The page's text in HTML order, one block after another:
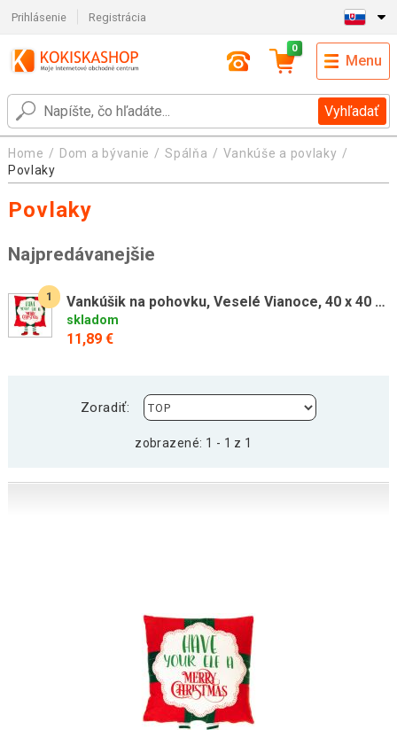
Prihlásenie Registrácia
Vyhľadať
0
Menu
Home Dom a bývanie Spálňa
Vankúše a povlaky
Povlaky
Povlaky
Najpredávanejšie
1 Vankúšik na pohovku, Veselé Vianoce, 40 x 40 cm
skladom
11,89 €
Zoradiť:
zobrazené: 1 - 1 z 1